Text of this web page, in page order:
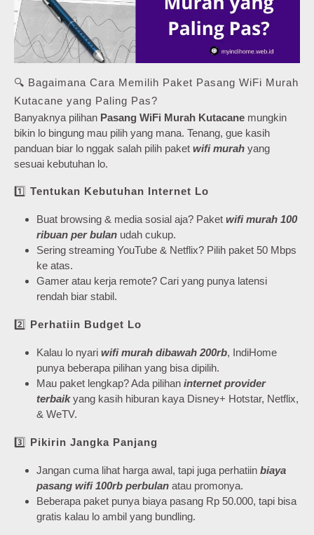
🔍 Bagaimana Cara Memilih Paket Pasang WiFi Murah
Kutacane yang Paling Pas?
Banyaknya pilihan Pasang WiFi Murah Kutacane mungkin
bikin lo bingung mau pilih yang mana. Tenang, gue kasih
panduan biar lo nggak salah pilih paket wifi murah yang
sesuai kebutuhan lo.
1️⃣ Tentukan Kebutuhan Internet Lo
Buat browsing & media sosial aja? Paket wifi murah 100
ribuan per bulan udah cukup.
Sering streaming YouTube & Netflix? Pilih paket 50 Mbps
ke atas.
Gamer atau kerja remote? Cari yang punya latensi
rendah biar stabil.
2️⃣ Perhatiin Budget Lo
Kalau lo nyari wifi murah dibawah 200rb, IndiHome
punya beberapa pilihan yang bisa dipilih.
Mau paket lengkap? Ada pilihan internet provider
terbaikyang kasih hiburan kaya Disney+ Hotstar, Netflix,
& WeTV.
3️⃣ Pikirin Jangka Panjang
Jangan cuma lihat harga awal, tapi juga perhatiin biaya
pasang wifi 100rb perbulan atau promonya.
Beberapa paket punya biaya pasang Rp 50.000, tapi bisa
gratis kalau lo ambil yang bundling.